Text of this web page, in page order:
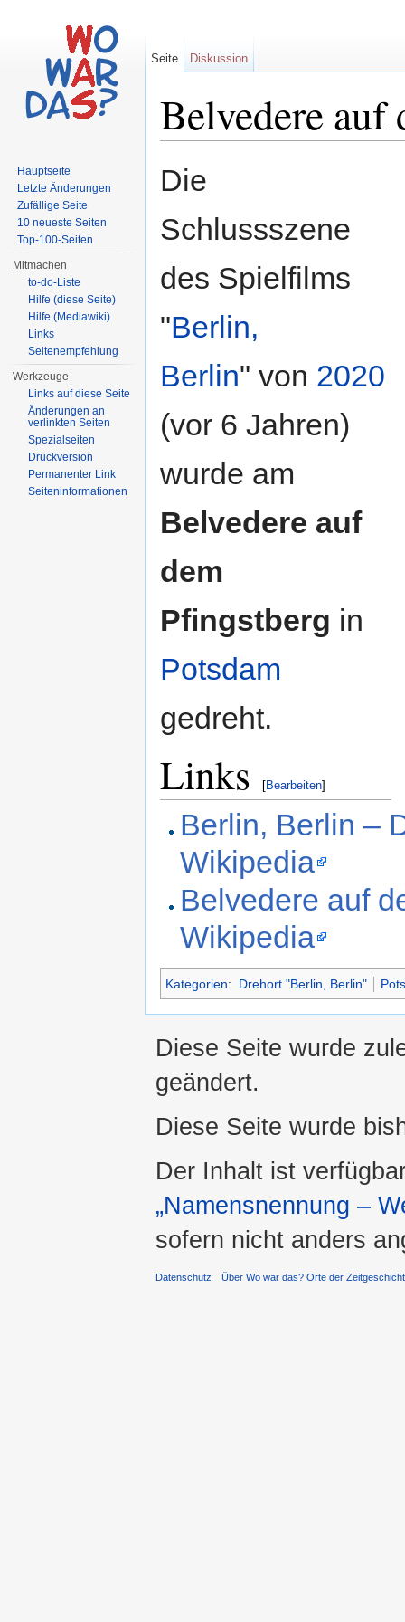
Belvedere auf
Die
Schlussszene
des Spielfilms
"Berlin,
Berlin" von 2020
(vor 6 Jahren)
wurde am
Belvedere auf
dem
Pfingstberg in
Potsdam
gedreht.
Links [Bearbeiten]
Berlin, Berlin –
Wikipedia
Belvedere auf
Wikipedia
Kategorien: Drehort "Berlin, Berlin"
Seite Diskussion
Hauptseite
Letzte Änderungen
Zufällige Seite
10 neueste Seiten
Top-100-Seiten
Mitmachen
to-do-Liste
Hilfe (diese Seite)
Hilfe (Mediawiki)
Links
Seitenempfehlung
Werkzeuge
Links auf diese Seite
Änderungen an
verlinkten Seiten
Spezialseiten
Druckversion
Permanenter Link
Seiteninformationen
Diese Seite wurde
geändert.
Diese Seite wurde
Der Inhalt ist
„Namensnennung –
sofern nicht anders
Datenschutz Über Wo war das? Orte der